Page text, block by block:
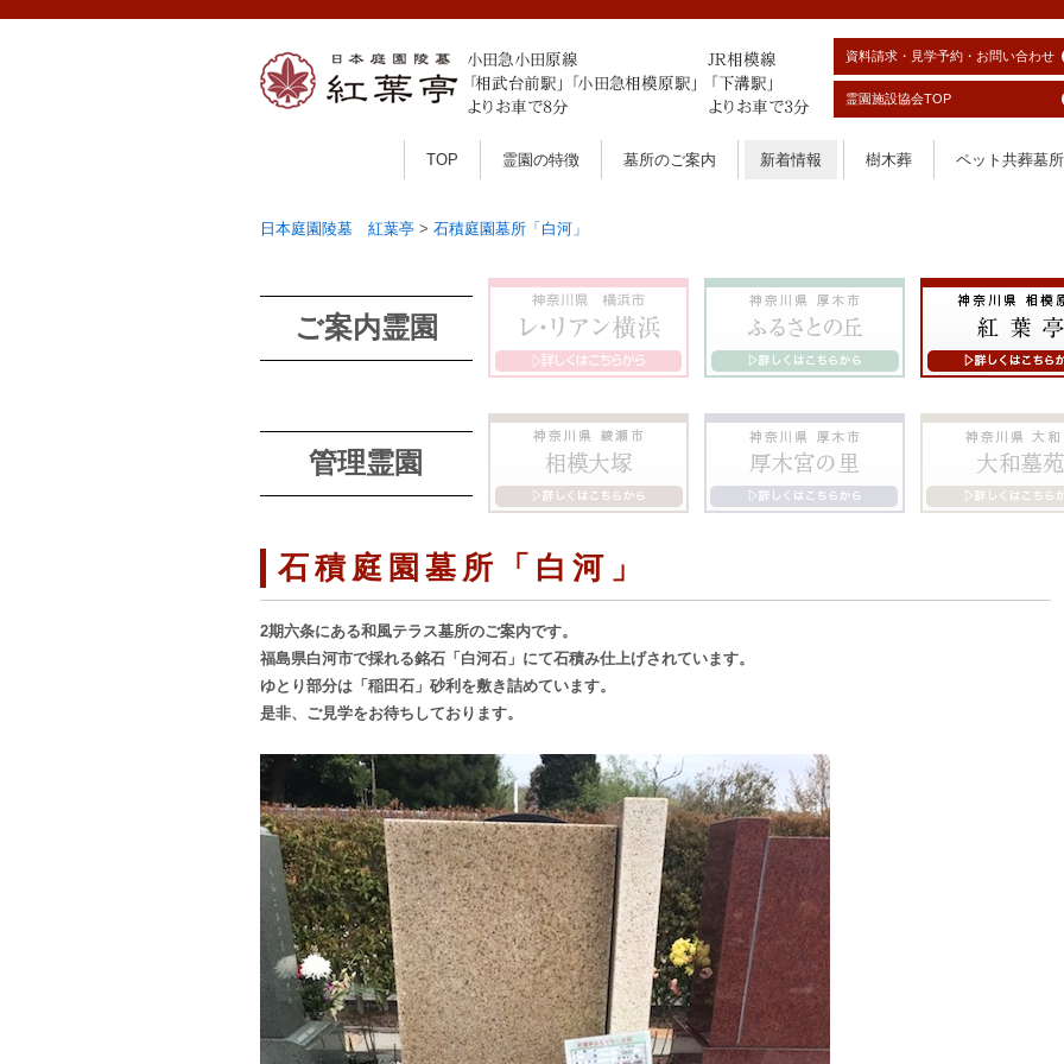
資料請求・見学予約・お問い合わせ
霊園施設協会TOP
TOP 霊園の特徴 墓所のご案内 新着情報 樹木葬 ペット共葬墓所
日本庭園陵墓 紅葉亭> 石積庭園墓所「白河」
ご案内霊園
管理霊園
石積庭園墓所「白河」
2期六条にある和風テラス墓所のご案内です。
福島県白河市で採れる銘石「白河石」にて石積み仕上げされています。
ゆとり部分は「稲田石」砂利を敷き詰めています。
是非、ご見学をお待ちしております。